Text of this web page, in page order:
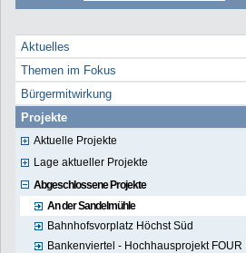
Aktuelles
Themen im Fokus
Bürgermitwirkung
Projekte
Aktuelle Projekte
Lage aktueller Projekte
Abgeschlossene Projekte
An der Sandelmühle
Bahnhofsvorplatz Höchst Süd
Bankenviertel - Hochhausprojekt FOUR